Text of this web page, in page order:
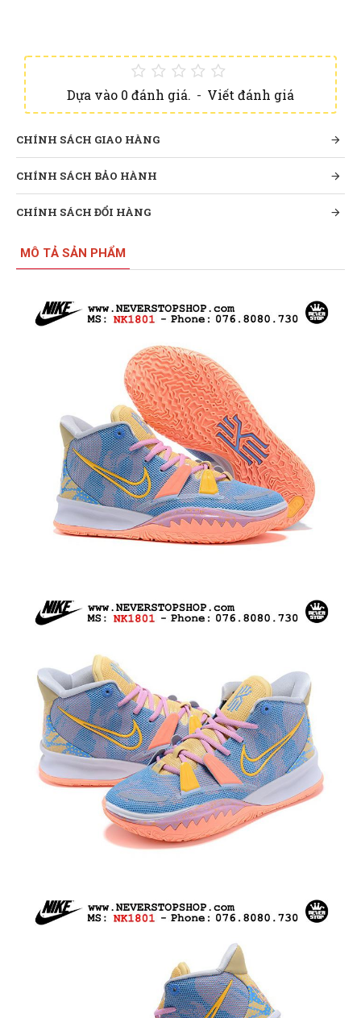
Dựa vào 0 đánh giá. - Viết đánh giá
CHÍNH SÁCH GIAO HÀNG
CHÍNH SÁCH BẢO HÀNH
CHÍNH SÁCH ĐỔI HÀNG
MÔ TẢ SẢN PHẨM